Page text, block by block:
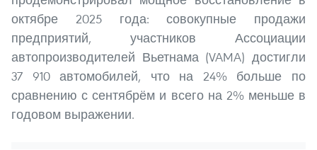
октябре 2025 года: совокупные продажи
предприятий, участников Ассоциации
автопроизводителей Вьетнама (VAMA) достигли
37 910 автомобилей, что на 24% больше по
сравнению с сентябрём и всего на 2% меньше в
годовом выражении.